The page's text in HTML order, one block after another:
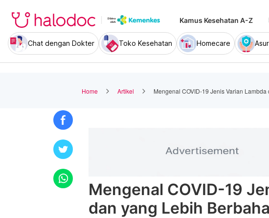
Kamus Kesehatan A-Z
Chat dengan Dokter Toko Kesehatan Homecare
Home Artikel Mengenal COVID-19 Jenis Varian
Mengenal COVID-19
dan yang Lebih